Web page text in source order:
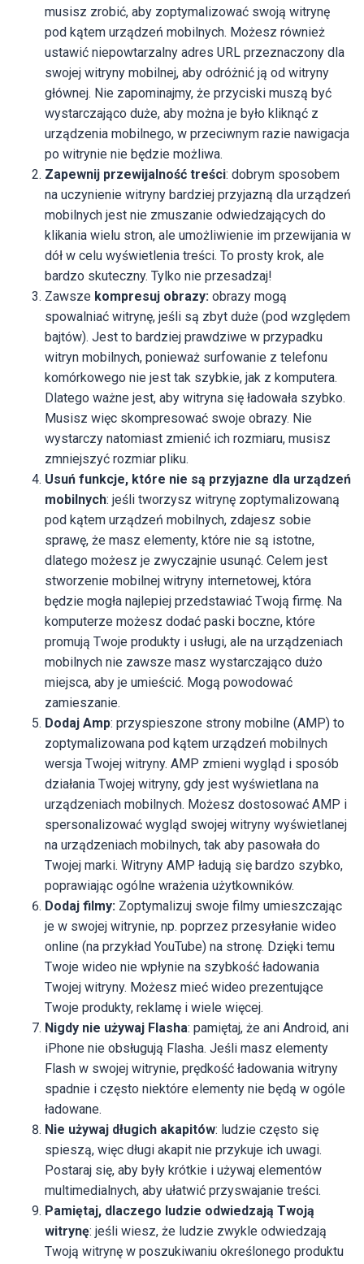
musisz zrobić, aby zoptymalizować swoją witrynę
pod kątem urządzeń mobilnych. Możesz również
ustawić niepowtarzalny adres URL przeznaczony dla
swojej witryny mobilnej, aby odróżnić ją od witryny
głównej. Nie zapominajmy, że przyciski muszą być
wystarczająco duże, aby można je było kliknąć z
urządzenia mobilnego, w przeciwnym razie nawigacja
po witrynie nie będzie możliwa.
Zapewnij przewijalność treści: dobrym sposobem
na uczynienie witryny bardziej przyjazną dla urządzeń
mobilnych jest nie zmuszanie odwiedzających do
klikania wielu stron, ale umożliwienie im przewijania w
dół w celu wyświetlenia treści. To prosty krok, ale
bardzo skuteczny. Tylko nie przesadzaj!
Zawsze kompresuj obrazy: obrazy mogą
spowalniać witrynę, jeśli są zbyt duże (pod względem
bajtów). Jest to bardziej prawdziwe w przypadku
witryn mobilnych, ponieważ surfowanie z telefonu
komórkowego nie jest tak szybkie, jak z komputera.
Dlatego ważne jest, aby witryna się ładowała szybko.
Musisz więc skompresować swoje obrazy. Nie
wystarczy natomiast zmienić ich rozmiaru, musisz
zmniejszyć rozmiar pliku.
Usuń funkcje, które nie są przyjazne dla urządzeń
mobilnych: jeśli tworzysz witrynę zoptymalizowaną
pod kątem urządzeń mobilnych, zdajesz sobie
sprawę, że masz elementy, które nie są istotne,
dlatego możesz je zwyczajnie usunąć. Celem jest
stworzenie mobilnej witryny internetowej, która
będzie mogła najlepiej przedstawiać Twoją firmę. Na
komputerze możesz dodać paski boczne, które
promują Twoje produkty i usługi, ale na urządzeniach
mobilnych nie zawsze masz wystarczająco dużo
miejsca, aby je umieścić. Mogą powodować
zamieszanie.
Dodaj Amp: przyspieszone strony mobilne (AMP) to
zoptymalizowana pod kątem urządzeń mobilnych
wersja Twojej witryny. AMP zmieni wygląd i sposób
działania Twojej witryny, gdy jest wyświetlana na
urządzeniach mobilnych. Możesz dostosować AMP i
spersonalizować wygląd swojej witryny wyświetlanej
na urządzeniach mobilnych, tak aby pasowała do
Twojej marki. Witryny AMP ładują się bardzo szybko,
poprawiając ogólne wrażenia użytkowników.
Dodaj filmy: Zoptymalizuj swoje filmy umieszczając
je w swojej witrynie, np. poprzez przesyłanie wideo
online (na przykład YouTube) na stronę. Dzięki temu
Twoje wideo nie wpłynie na szybkość ładowania
Twojej witryny. Możesz mieć wideo prezentujące
Twoje produkty, reklamę i wiele więcej.
Nigdy nie używaj Flasha: pamiętaj, że ani Android, ani
iPhone nie obsługują Flasha. Jeśli masz elementy
Flash w swojej witrynie, prędkość ładowania witryny
spadnie i często niektóre elementy nie będą w ogóle
ładowane.
Nie używaj długich akapitów: ludzie często się
spieszą, więc długi akapit nie przykuje ich uwagi.
Postaraj się, aby były krótkie i używaj elementów
multimedialnych, aby ułatwić przyswajanie treści.
Pamiętaj, dlaczego ludzie odwiedzają Twoją
witrynę: jeśli wiesz, że ludzie zwykle odwiedzają
Twoją witrynę w poszukiwaniu określonego produktu